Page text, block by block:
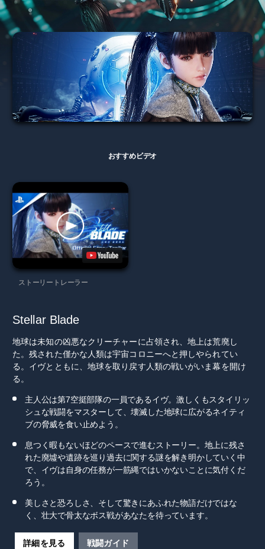
おすすめビデオ
ストーリートレーラー
Stellar Blade
地球は未知の凶悪なクリーチャーに占領され、地上は荒廃し
た。残された僅かな人類は宇宙コロニーへと押しやられてい
る。イヴとともに、地球を取り戻す人類の戦いがいま幕を開け
る。
主人公は第7空挺部隊の一員であるイヴ。激しくもスタイリッ
シュな戦闘をマスターして、壊滅した地球に広がるネイティ
ブの脅威を食い止めよう。
息つく暇もないほどのペースで進むストーリー。地上に残さ
れた廃墟や遺跡を巡り過去に関する謎を解き明かしていく中
で、イヴは自身の任務が一筋縄ではいかないことに気付くだ
ろう。
美しさと恐ろしさ、そして驚きにあふれた物語だけではな
く、壮大で骨太なボス戦があなたを待っています。
詳細を見る 戦闘ガイド